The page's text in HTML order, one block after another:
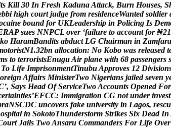
ts Kill 30 In Fresh KadunaAttack, Burn Houses, S
bbi high court judge from residenceWanted soldier
caine bound for UKLeadership in Policing Is Dem
RAP sues NNPCL over ‘failure to account for ₦21
ko HaramBandits abduct LG Chairman in Zamfara
otoristN1.32bn allocation: No Kobo was released t
s to terroristsEnuguAir plane with 68 passengers s
To Life ImprisonmentTinubuApproves 12 Division
oreign Affairs MinisterTwo Nigerians jailed seven y
’, Says Head Of ServiceTwoAccounts Opened For
ertainties’EFCC: Immigration CG not under invest
raNSCDC uncovers fake university in Lagos, rescu
ospital in SokotoThunderstorm Strikes Six Dead In
ourt Jails TwoAnsaru Commanders For Life Over